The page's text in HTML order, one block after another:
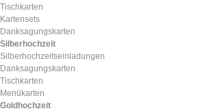
Tischkarten
Kartensets
Danksagungskarten
Silberhochzeit
Silberhochzeitseinladungen
Danksagungskarten
Tischkarten
Menükarten
Goldhochzeit